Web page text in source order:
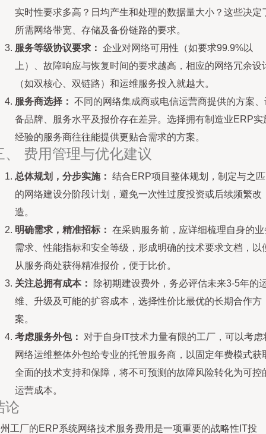
实时性要求多高？日均产生和处理的数据量大小？这些决定
所需网络带宽、存储及备份链路的要求。
服务等级协议要求： 企业对网络可用性（如要求99.9%以
上）、故障响应与恢复时间的要求越高，相应的网络冗余设
（如双核心、双链路）和运维服务投入就越大。
服务商选择： 不同的网络集成商或电信运营商提供的方案、
备品牌、服务水平及报价存在差异。选择拥有制造业ERP实
经验的服务商往往能提供更贴合需求的方案。
、 费用管理与优化建议
总体规划，分步实施： 结合ERP项目整体规划，制定与之
的网络建设分阶段计划，避免一次性过度投资或后续频繁改
造。
明确需求，精准招标： 在采购服务前，应详细梳理自身的业
需求、性能指标和安全等级，形成明确的技术要求文档，以
从服务商处获得精准报价，便于比价。
关注总拥有成本：
除初期建设费外，务必评估未来3-5年的
维、升级及可能的扩容成本，选择性价比最优的长期合作方
案。
考虑服务外包：
对于自身IT技术力量有限的工厂，可以考虑
网络运维整体外包给专业的托管服务商，以固定年费模式获
全面的技术支持和保障，将不可预测的故障风险转化为可控
运营成本。
论
工厂的ERP系统网络技术服务费用是一项重要的战略性IT投